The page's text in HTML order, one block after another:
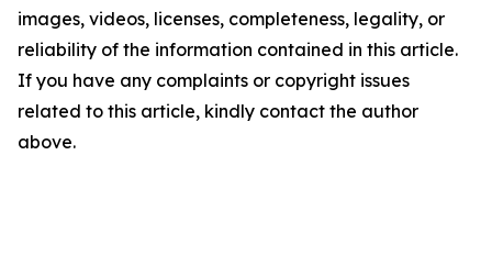
images, videos, licenses, completeness, legality, or
reliability of the information contained in this article.
If you have any complaints or copyright issues
related to this article, kindly contact the author
above.